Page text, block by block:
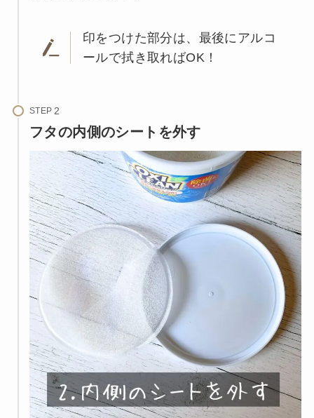
印をつけた部分は、最後にアルコ
ールで拭き取ればOK！
STEP
フタの内側のシートを外す